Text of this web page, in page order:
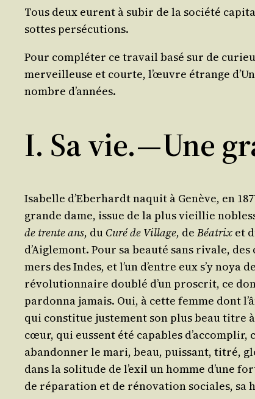
Tous deux eurent à subir de la socié­té
sottes persécutions.
Pour com­plé­ter ce tra­vail basé sur de
mer­veilleuse et courte, l’œuvre étrange
nombre d’années.
I. Sa vie. — Une
Isa­belle d’Eberhardt naquit à Genève, en
grande dame, issue de la plus vieillie
de trente ans, duCuré de Vil­lage, de Béa­trix et
d’Aiglemont. Pour sa beau­té sans rivale,
mers des Indes, et l’un d’entre eux s’y
révo­lu­tion­naire dou­blé d’un pros­crit, ce
par­don­na jamais. Oui, à cette femme dont
qui consti­tue jus­te­ment son plus beau titre
cœur, qui eussent été capables
aban­don­ner le mari, beau, puis­sant, titré,
dans la soli­tude de l’exil un homme d’une
de répa­ra­tion et de réno­va­tion sociales,